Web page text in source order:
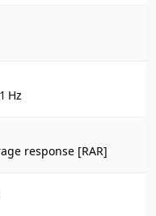
Hz
response [RAR]